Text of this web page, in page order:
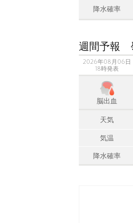
降水確率
週間予報
2026年08月06日
18時発表
脳出血
天気
気温
降水確率